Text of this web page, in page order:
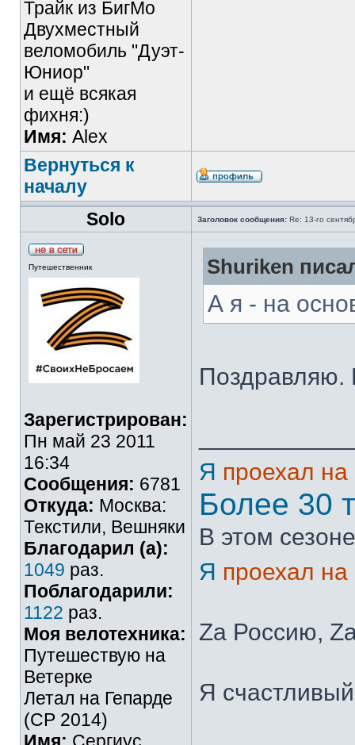
Трайк из БигМо
Двухместный
веломобиль "Дуэт-
Юниор"
и ещё всякая
фихня:)
Имя: Alex
Вернуться к
началу
Solo
Заголовок сообщения: Re: 13-го
Путешественник
Зарегистрирован:
Пн май 23 2011
16:34
Сообщения: 6781
Откуда: Москва:
Текстили, Вешняки
Благодарил (а):
1049 раз.
Поблагодарили:
1122 раз.
Моя велотехника:
Путешествую на
Ветерке
Летал на Гепарде
(СР 2014)
Shuriken
А я - на
Поздравляю.
Я проехал на
Более 30
В этом
Я проехал на
Zа Россию,
Я